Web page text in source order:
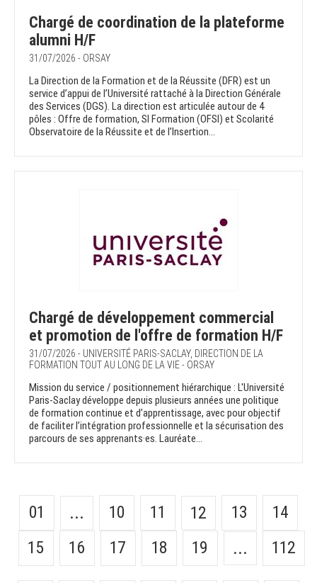
Chargé de coordination de la plateforme
alumni H/F
31/07/2026 - ORSAY
La Direction de la Formation et de la Réussite (DFR) est un
service d’appui de l’Université rattaché à la Direction Générale
des Services (DGS). La direction est articulée autour de 4
pôles : Offre de formation, SI Formation (OFSI) et Scolarité
Observatoire de la Réussite et de l’Insertion...
Chargé de développement commercial
et promotion de l'offre de formation H/F
31/07/2026 - UNIVERSITÉ PARIS-SACLAY, DIRECTION DE LA
FORMATION TOUT AU LONG DE LA VIE - ORSAY
Mission du service / positionnement hiérarchique : L'Université
Paris-Saclay développe depuis plusieurs années une politique
de formation continue et d’apprentissage, avec pour objectif
de faciliter l’intégration professionnelle et la sécurisation des
parcours de ses apprenants·es. Lauréate...
01 ... 10 11 12 13
14
15
16 17 18 19 ... 112